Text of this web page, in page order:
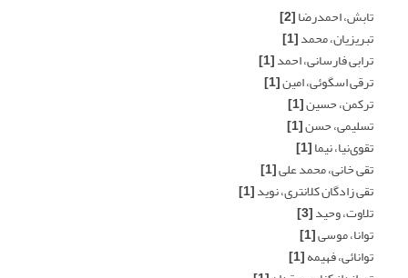
تابش، احمدرضا[2]
تبریزیان، محمد[1]
ترابی فارسانی، احمد[1]
ترقی اسگوئی، امین[1]
ترکمن، حسین[1]
تسلیمی، حسن[1]
تقوی‌نیا، نیما[1]
تقی خانی، محمد علی[1]
تقی زادگان کلانتری، نوید[1]
تلاوت، وحید[3]
توانا، موسی[1]
توانائی، فهیمه[1]